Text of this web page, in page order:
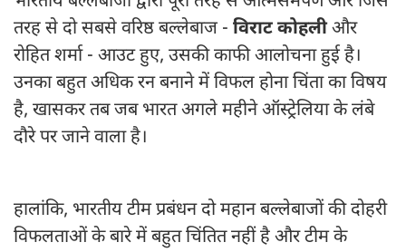
तरह से दो सबसे वरिष्ठ बल्लेबाज - विराट कोहलीऔर
रोहित शर्मा - आउट हुए, उसकी काफी आलोचना हुई है।
उनका बहुत अधिक रन बनाने में विफल होना चिंता का विषय
है, खासकर तब जब भारत अगले महीने ऑस्ट्रेलिया के लंबे
दौरे पर जाने वाला है।
हालांकि, भारतीय टीम प्रबंधन दो महान बल्लेबाजों की दोहरी
विफलताओं के बारे में बहुत चिंतित नहीं है और टीम के